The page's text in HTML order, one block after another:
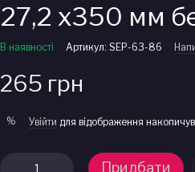
27,2 x350 мм
В наявності Артикул: SEP-63-86
265 грн
% Увійти для відображення
Придбати